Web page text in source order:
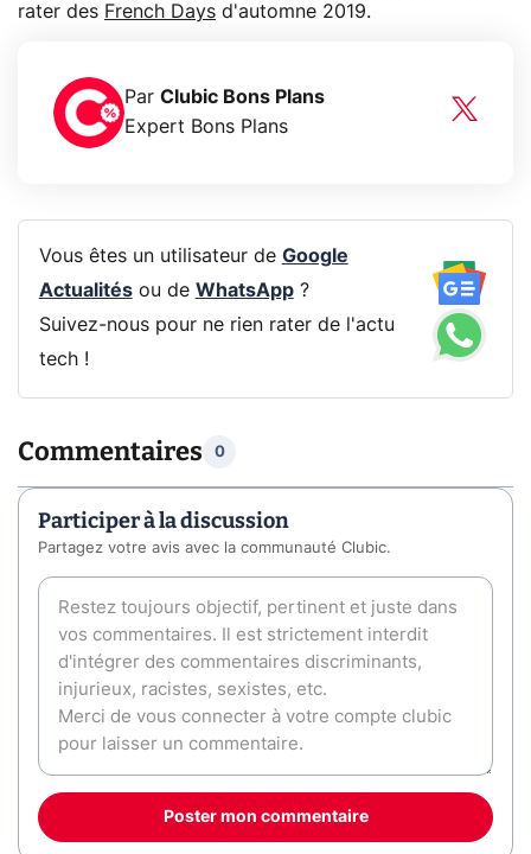
rater des French Days d'automne 2019.
Par Clubic Bons Plans
Expert Bons Plans
Vous êtes un utilisateur de Google
Actualitésou de WhatsApp?
Suivez-nous pour ne rien rater de l'actu
tech !
Commentaires 0
Participer à la discussion
Partagez votre avis avec la communauté Clubic.
Poster mon commentaire